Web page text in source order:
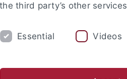
STUDIUM
the third party’s other
Essential Videos